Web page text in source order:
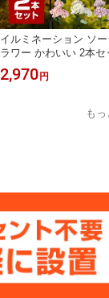
イルミネーション ソ
ラワー かわいい 2本
ライト 屋外 防水 IP44
ールド 花壇 庭 玄関 埋
2,970 円
も